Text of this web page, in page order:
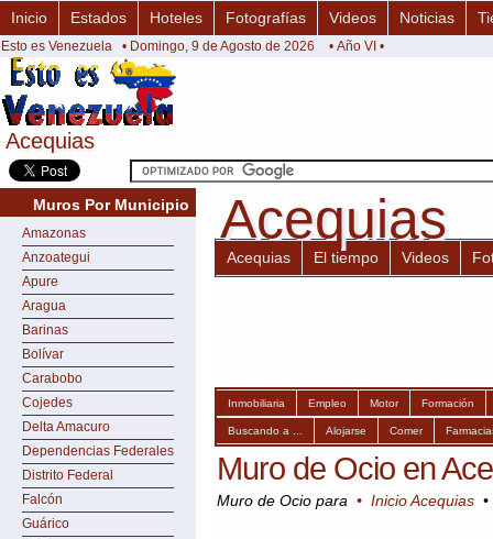
Acequias
Acequias
Inicio Estados Hoteles Fotografías Videos Noticias
Esto es Venezuela • Domingo, 9 de Agosto de 2026 • Año VI •
Muros Por Municipio
Amazonas
Anzoategui
Apure
Aragua
Barinas
Bolívar
Carabobo
Cojedes
Delta Amacuro
Dependencias Federales
Distrito Federal
Falcón
Guárico
Acequias
Acequias
Acequias El tiempo Videos
Inmobiliaria Empleo Motor Formación
Buscando a ... Alojarse Comer
Muro de Ocio en
Muro de Ocio para • Inicio Acequias